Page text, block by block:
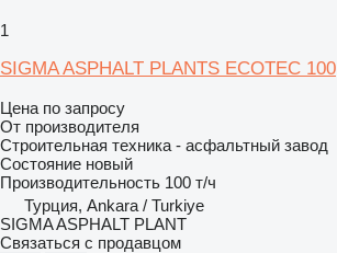
1
SIGMA ASPHALT PLANTS ECOTEC 100
Цена по запросу
От производителя
Строительная техника - асфальтный завод
Состояние новый
Производительность 100 т/ч
Турция, Ankara / Turkiye
SIGMA ASPHALT PLANT
Связаться с продавцом